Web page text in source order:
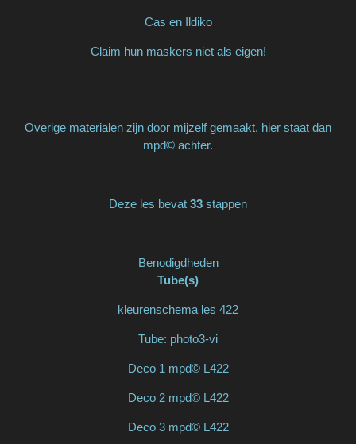
Cas en Ildiko
Claim hun maskers niet als eigen!
Overige materialen zijn door mijzelf gemaakt, hier staat dan
mpd© achter.
Deze les bevat 33 stappen
Benodigdheden
Tube(s)
kleurenschema les 422
Tube: photo3-vi
Deco 1 mpd© L422
Deco 2 mpd© L422
Deco 3 mpd© L422